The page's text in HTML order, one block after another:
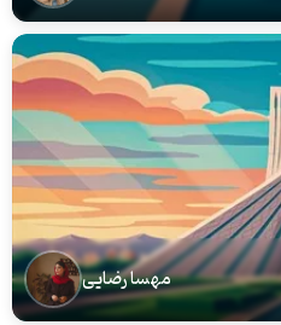
مهسا رضایی